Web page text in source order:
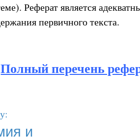
Реферат является
первичного текста.
Полный перечень
и